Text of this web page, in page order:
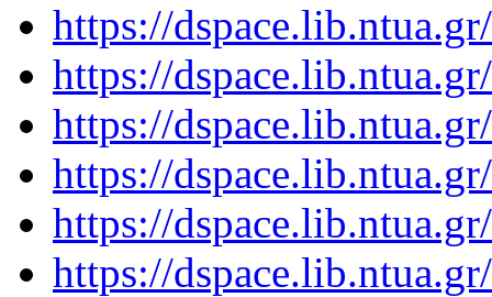
https://
https://
https://
https://
https://
https://